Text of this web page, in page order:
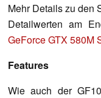
Mehr Details zu den
Detailwerten am
GeForce GTX 580M
Features
Wie auch der